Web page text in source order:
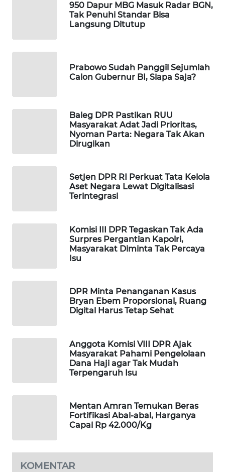
950 Dapur MBG Masuk Radar BGN,
Tak Penuhi Standar Bisa
Langsung Ditutup
Prabowo Sudah Panggil Sejumlah
Calon Gubernur BI, Siapa Saja?
Baleg DPR Pastikan RUU
Masyarakat Adat Jadi Prioritas,
Nyoman Parta: Negara Tak Akan
Dirugikan
Setjen DPR RI Perkuat Tata Kelola
Aset Negara Lewat Digitalisasi
Terintegrasi
Komisi III DPR Tegaskan Tak Ada
Surpres Pergantian Kapolri,
Masyarakat Diminta Tak Percaya
Isu
DPR Minta Penanganan Kasus
Bryan Ebem Proporsional, Ruang
Digital Harus Tetap Sehat
Anggota Komisi VIII DPR Ajak
Masyarakat Pahami Pengelolaan
Dana Haji agar Tak Mudah
Terpengaruh Isu
Mentan Amran Temukan Beras
Fortifikasi Abal-abal, Harganya
Capai Rp 42.000/Kg
KOMENTAR
SELEB
LAPAK
Network
ID